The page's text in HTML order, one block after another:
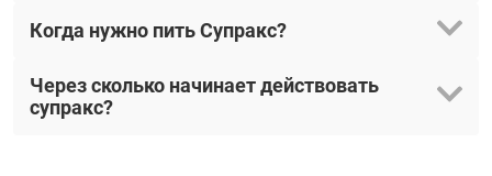
Когда нужно пить Супракс?
Через сколько начинает действовать
супракс?